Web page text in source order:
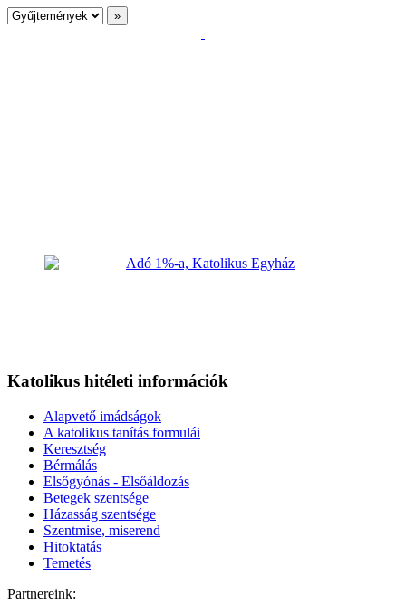
Katolikus hitéleti információk
Alapvető imádságok
A katolikus tanítás formulái
Keresztség
Bérmálás
Elsőgyónás - Elsőáldozás
Betegek szentsége
Házasság szentsége
Szentmise, miserend
Hitoktatás
Temetés
Partnereink: